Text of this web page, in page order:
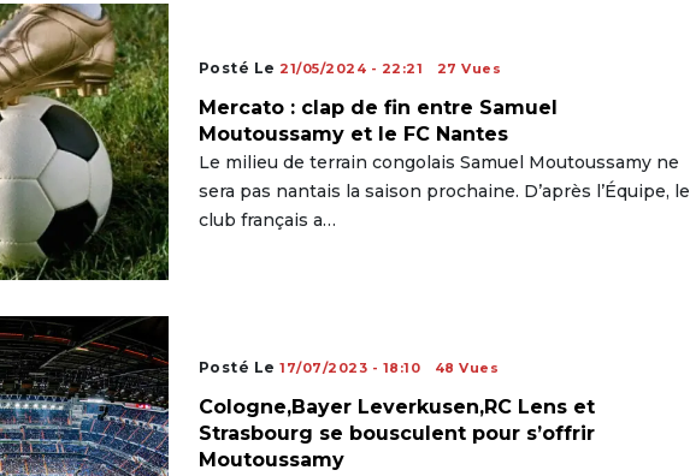
Posté Le 21/05/2024 - 22:21 27 Vues
Mercato : clap de fin entre Samuel
Moutoussamy et le FC Nantes
Le milieu de terrain congolais Samuel Moutoussamy ne
sera pas nantais la saison prochaine. D’après l’Équipe, le
club français a…
Posté Le17/07/2023 - 18:10 48 Vues
Cologne,Bayer Leverkusen,RC Lens et
Strasbourg se bousculent pour s’offrir
Moutoussamy